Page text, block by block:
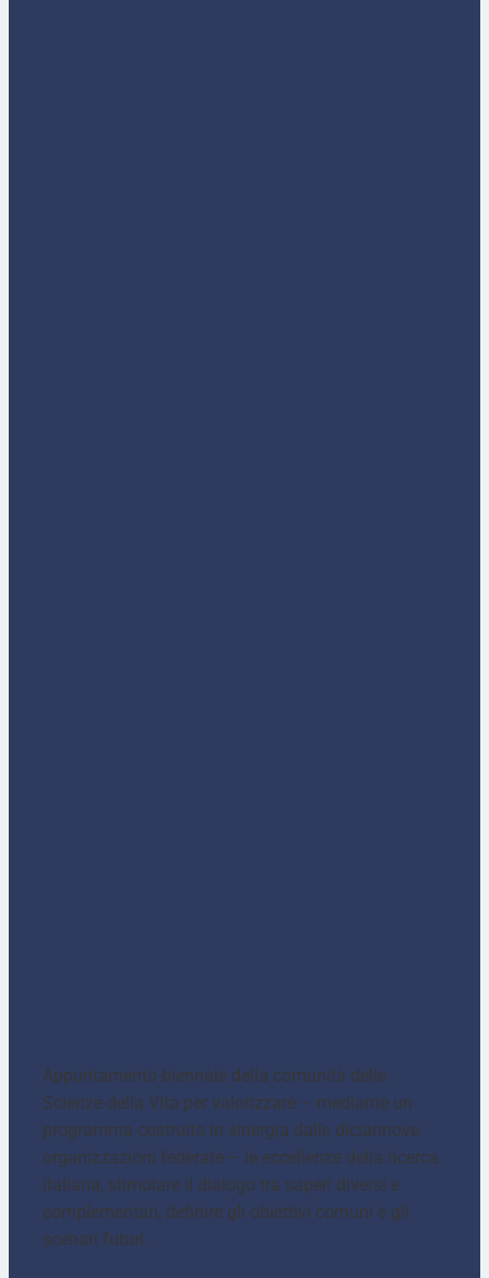
Appuntamento biennale della comunità delle
Scienze della Vita per valorizzare – mediante un
programma costruito in sinergia dalle diciannove
organizzazioni federate – le eccellenze della ricerca
italiana, stimolare il dialogo tra saperi diversi e
complementari, definire gli obiettivi comuni e gli
scenari futuri.